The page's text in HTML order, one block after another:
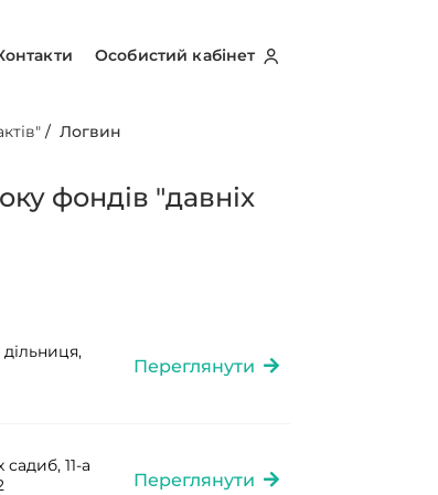
Особистий кабінет
/Логвин
фондів "давніх
Переглянути
11-а
Переглянути